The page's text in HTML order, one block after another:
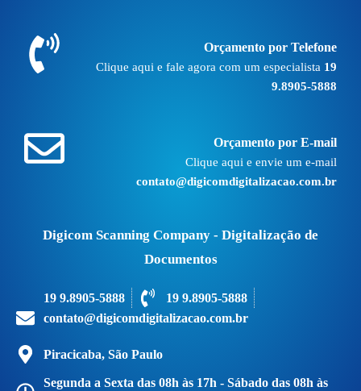
Orçamento por Telefone
Clique aqui e fale agora com um especialista 19
9.8905-5888
Orçamento por E-mail
Clique aqui e envie um e-mail
contato@digicomdigitalizacao.com.br
Digicom Scanning Company - Digitalização de
Documentos
19 9.8905-5888
19 9.8905-5888
contato@digicomdigitalizacao.com.br
Piracicaba, São Paulo
Segunda a Sexta das 08h às 17h - Sábado das 08h às